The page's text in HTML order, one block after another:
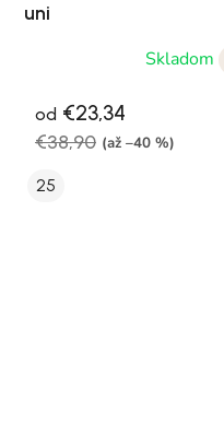
uni
Skladom
od €23,34
€38,90 (až –40 %)
25